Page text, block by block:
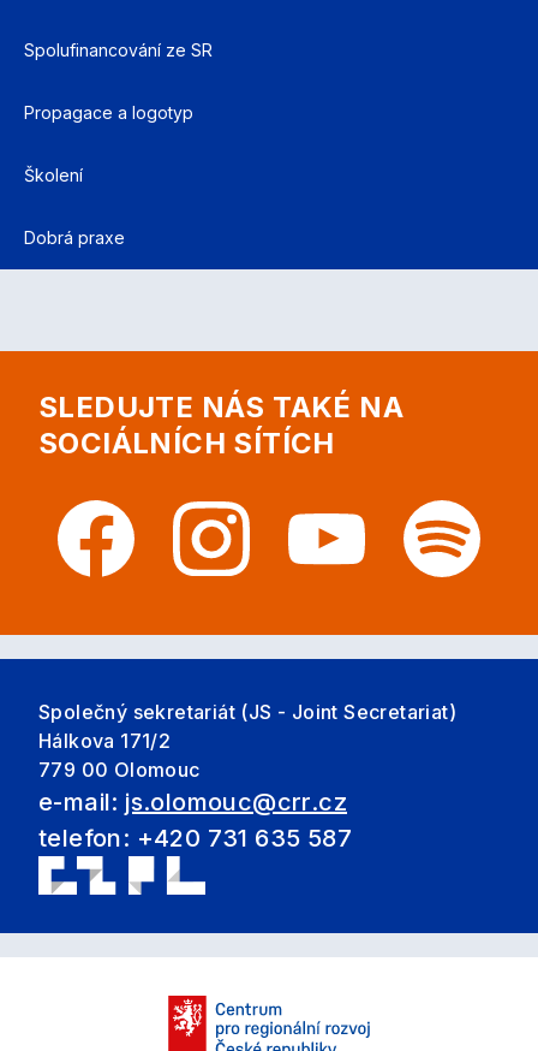
Spolufinancování ze SR
Propagace a logotyp
Školení
Dobrá praxe
SLEDUJTE NÁS TAKÉ NA
SOCIÁLNÍCH SÍTÍCH
Společný sekretariát (JS - Joint Secretariat)
Hálkova 171/2
779 00 Olomouc
e-mail: js.olomouc@crr.cz
telefon: +420 731 635 587